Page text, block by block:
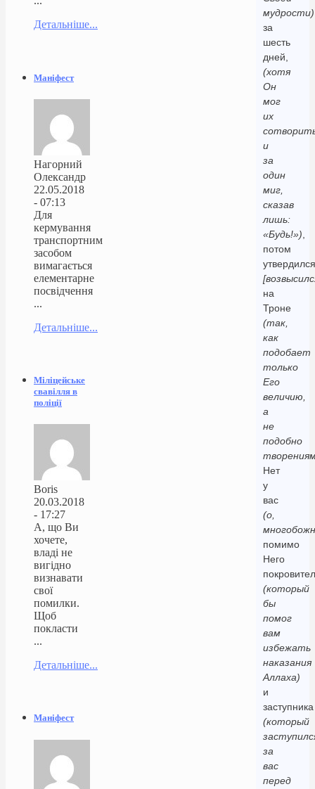
мудрости)
за
шесть
дней,
(хотя
Он
мог
их
и
за
один
миг,
сказав
лишь:
«Будь!»),
потом
утвердился
на
Троне
(так,
как
подобает
только
Его
величию,
а
не
подобно
Нет
у
вас
(о,
помимо
Него
(который
бы
помог
вам
избежать
наказания
Аллаха)
и
заступника
(который
за
вас
перед
Детальніше...
Маніфест
Нагорний
Олександр
22.05.2018
- 07:13
Для
кермування
транспортним
засобом
вимагається
елементарне
посвідчення
...
Детальніше...
Міліцейське
свавілля в
поліції
Boris
20.03.2018
- 17:27
А, що Ви
хочете,
владі не
вигідно
визнавати
свої
помилки.
Щоб
покласти
...
Детальніше...
Маніфест